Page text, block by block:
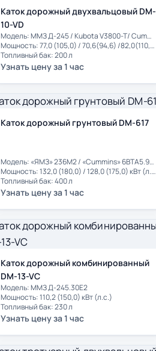
Каток дорожный двухвальцовый DM-
10-VD
Модель: ММЗ Д-245 / Kubota V3800-T/ Cummins BTA3.9-C110
Мощность: 77,0 (105,0) / 70,6(94,6) /82,0(110,0) кВт (л.с.)
Топливный бак: 200 л
Узнать цену за 1 час
Каток дорожный грунтовый DM-617
Модель: «ЯМЗ» 236М2 / «Cummins» 6BTA5.9-C175
Мощность: 132,0 (180,0) / 128,0 (175,0) кВт (л.с.)
Топливный бак: 400 л
Узнать цену за 1 час
Каток дорожный комбинированный
DM-13-VC
Модель: ММЗ Д-245.30Е2
Мощность: 110,2 (150,0) кВт (л.с.)
Топливный бак: 230 л
Узнать цену за 1 час